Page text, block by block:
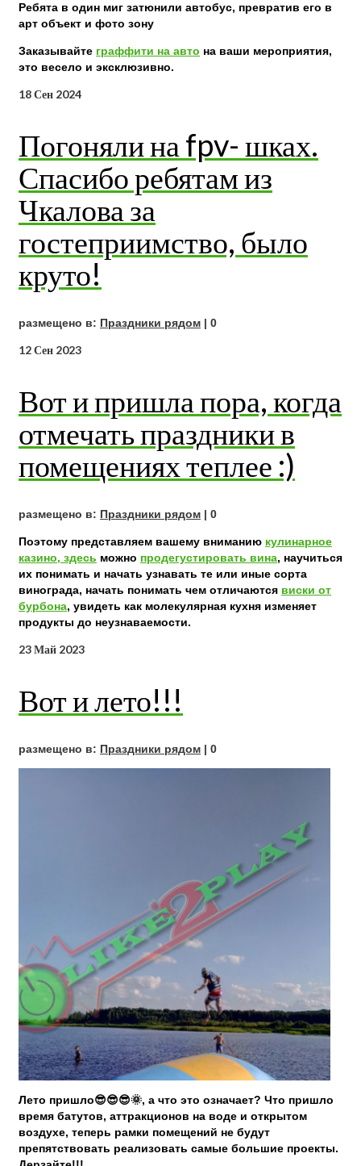
Ребята в один миг затюнили автобус, превратив его в
арт объект и фото зону
Заказывайте граффити на авто на ваши мероприятия,
это весело и эксклюзивно.
18Сен 2024
Погоняли на fpv- шках.
Спасибо ребятам из
Чкалова за
гостеприимство, было
круто!
размещено в: Праздники рядом | 0
12Сен 2023
Вот и пришла пора, когда
отмечать праздники в
помещениях теплее :)
размещено в: Праздники рядом | 0
Поэтому представляем вашему вниманию кулинарное
казино, здесь можно продегустировать вина, научиться
их понимать и начать узнавать те или иные сорта
винограда, начать понимать чем отличаются виски от
бурбона, увидеть как молекулярная кухня изменяет
продукты до неузнаваемости.
23Май 2023
Вот и лето!!!
размещено в: Праздники рядом | 0
Лето пришло😎😎😎🌞, а что это означает? Что пришло
время батутов, аттракционов на воде и открытом
воздухе, теперь рамки помещений не будут
препятствовать реализовать самые большие проекты.